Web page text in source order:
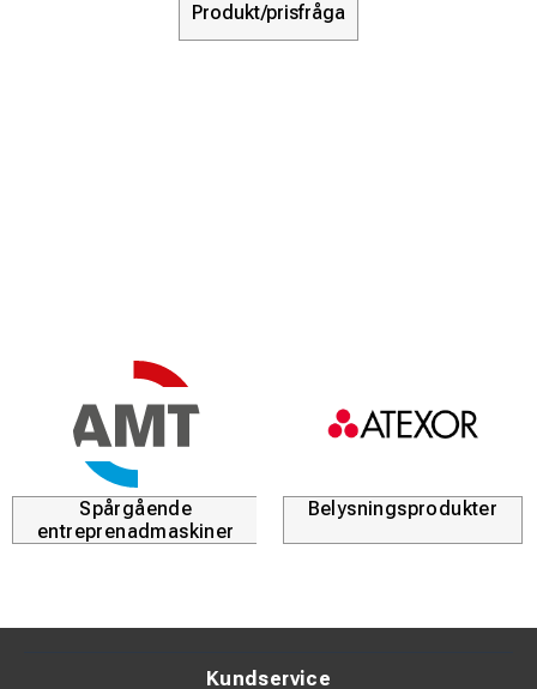
Produkt/prisfråga
Spårgående
entreprenadmaskiner
Belysningsprodukter
Kundservice